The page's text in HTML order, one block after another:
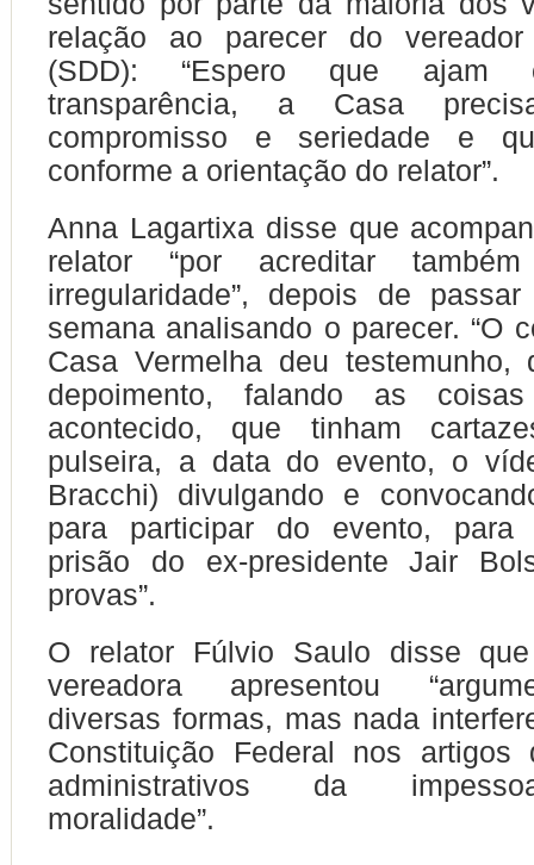
relação ao parecer do
(SDD): “Espero que ajam
transparência, a Casa
compromisso e seriedade e
conforme a orientação do relator”.
Anna Lagartixa disse que
relator “por acreditar
irregularidade”, depois de
semana analisando o parecer. “O
Casa Vermelha deu testemunho,
depoimento, falando as
acontecido, que tinham
pulseira, a data do evento, o
Bracchi) divulgando e
para participar do evento, para
prisão do ex-presidente Jair
provas”.
O relator Fúlvio Saulo disse
vereadora apresentou
diversas formas, mas nada
Constituição Federal nos artigos
administrativos da
moralidade”.